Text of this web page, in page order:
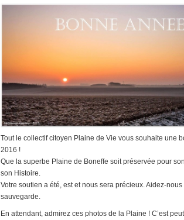
Tout le collectif citoyen Plaine de Vie vous souhaite une
2016 !
Que la superbe Plaine de Boneffe soit préservée pour
son Histoire.
Votre soutien a été, est et nous sera précieux. Aidez-
sauvegarde.
En attendant, admirez ces photos de la Plaine ! C’est